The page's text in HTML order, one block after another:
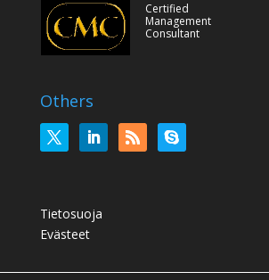
Certified
Management
Consultant
Others
Tietosuoja
Evästeet